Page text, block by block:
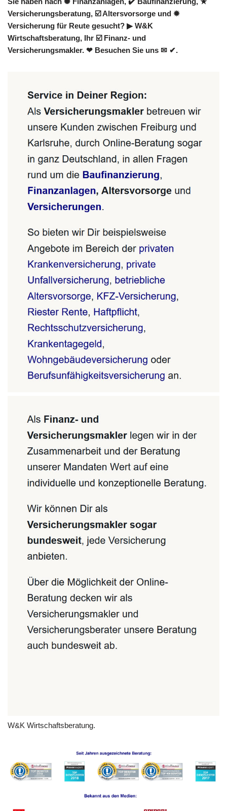
Versicherungsberatung, ☑️ Altersvorsorge und ✹
Versicherung für Reute gesucht? ▶︎ W&K
Wirtschaftsberatung, Ihr ☑️ Finanz- und
Versicherungsmakler. ❤ Besuchen Sie uns ✉ ✔.
W&K Wirtschaftsberatung.